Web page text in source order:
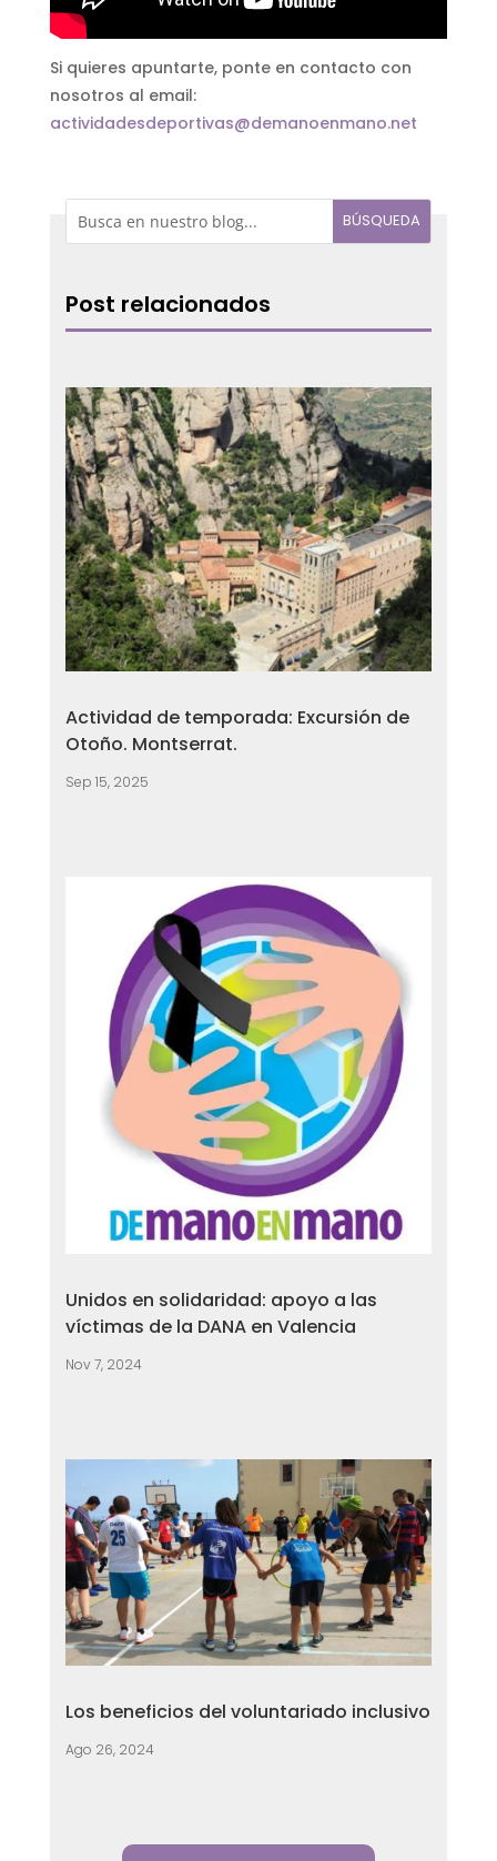
Si quieres apuntarte, ponte en contacto con
nosotros al email:
actividadesdeportivas@demanoenmano.net
Post relacionados
Actividad de temporada: Excursión de
Otoño. Montserrat.
Sep 15, 2025
Unidos en solidaridad: apoyo a las
víctimas de la DANA en Valencia
Nov 7, 2024
Los beneficios del voluntariado inclusivo
Ago 26, 2024